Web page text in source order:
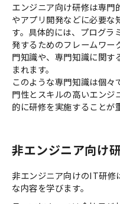
エンジニア向け研修は専門
やアプリ開発などに必要な
す。具体的には、プログラ
発するためのフレームワー
門知識や、専門知識に関す
まれます。
このような専門知識は個
門性とスキルの高いエンジ
的に研修を実施することが
非エンジニア向け
非エンジニア向けのIT研修
な内容を学びます。